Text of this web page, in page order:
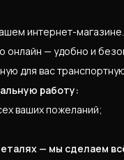
интернет-магазине.
онлайн — удобно и
для вас
работу:
ваших пожеланий;
— мы сделаем